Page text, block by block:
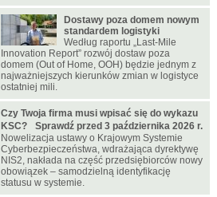
Dostawy poza domem nowym
standardem logistyki
Według raportu „Last-Mile
Innovation Report” rozwój dostaw poza
domem (Out of Home, OOH) będzie jednym z
najważniejszych kierunków zmian w logistyce
ostatniej mili.
Czy Twoja firma musi wpisać się do wykazu
KSC? Sprawdź przed 3 października 2026 r.
Nowelizacja ustawy o Krajowym Systemie
Cyberbezpieczeństwa, wdrażająca dyrektywę
NIS2, nakłada na część przedsiębiorców nowy
obowiązek – samodzielną identyfikację
statusu w systemie.